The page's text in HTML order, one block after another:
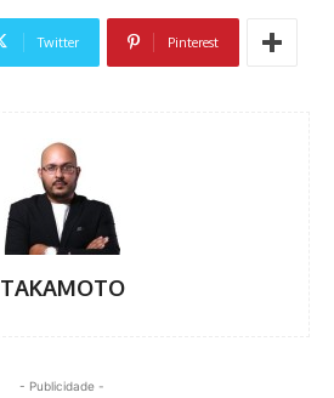
Twitter Pinterest
TAKAMOTO
- Publicidade -